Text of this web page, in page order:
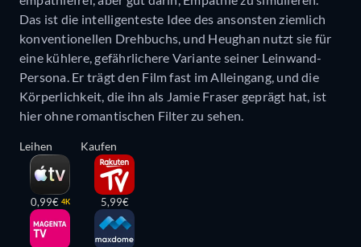
Das ist die intelligenteste Idee des ansonsten ziemlich
konventionellen Drehbuchs, und Heughan nutzt sie für
eine kühlere, gefährlichere Variante seiner Leinwand-
Persona. Er trägt den Film fast im Alleingang, und die
Körperlichkeit, die ihn als Jamie Fraser geprägt hat, ist
hier ohne romantischen Filter zu sehen.
Leihen
0,99€ 4K
Kaufen
5,99€